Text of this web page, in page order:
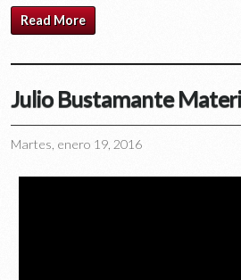
Read More
Julio Bustamante
Martes, enero 19, 2016